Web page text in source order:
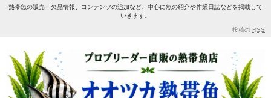
熱帯魚の販売・欠品情報、コンテンツの追加など、中心に魚の紹介や作業日誌などを掲載して
いきます。
投稿の RSS